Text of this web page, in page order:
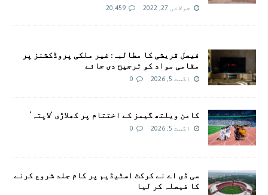
جولائی 27, 2022 20,459
فیصل قریشی کا مطالبہ: غیر ملکی پروڈکشنز پر
مقامی مواد کو ترجیح دی جائے
اگست 5, 2026 0
کامن ویلتھ گیمز کے اختتام پر کھلاڑی ‘لاپتہ’
اگست 5, 2026 0
سی ڈی اے نے کرکٹ اسٹیڈیم پر کام جلد شروع کرنے
کا فیصلہ کر لیا